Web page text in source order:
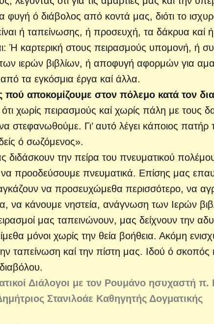
φυγή ό διάβολος από κοντά μας, διότι το
ή ταπείνωσης, ή προσευχή, τα δά­κρυα καί
Ή καρτερική στους πειρασμούς υπομονή, ή
ιερών βιβλίων, ή αποφυγή αφορμών για
τα εγκό­σμια έργα καί άλλα.
πού αποκομίζουμε στον πόλεμο κα­τά τον
χωρίς πειρασμούς καί χωρίς πά­λη με τους
στεφανωθούμε. Γι’ αυτό λέγει κάποιος
ό σωζόμενος».
διδάσκουν την πείρα του πνευματικού
προο­δεύσουμε πνευματικά. Επίσης μας
να προσευχώμεθα περισσότερο, να
να κάνουμε νηστεία, ανάγνωση των Ιερών
μας ταπεινώνουν, μας δείχνουν την
μόνοι χωρίς την θεία βοήθεια. Ακόμη
ταπείνωση καί την πίστη μας. Ιδού ό σκοπός
Διάλογοι με τον Ρουμάνο ησυχαστή π.
Στανιλοάε Καθηγητής Δογματικής